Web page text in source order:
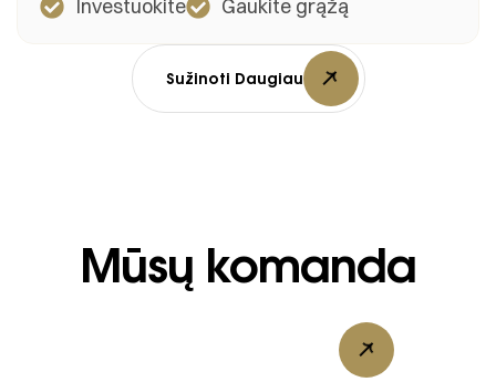
Investuokite Gaukite grąžą
Sužinoti Daugiau
Mūsų komanda